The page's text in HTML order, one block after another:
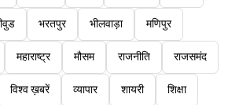
भरतपुर भीलवाड़ा मणिपुर
महाराष्ट्र मौसम राजनीति राजसमंद
विश्व ख़बरें व्यापार शायरी शिक्षा